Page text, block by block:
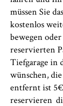
müssen Sie
kostenlos
bewegen
reservierten
Tiefgarage in
wünschen,
entfernt ist
reservieren